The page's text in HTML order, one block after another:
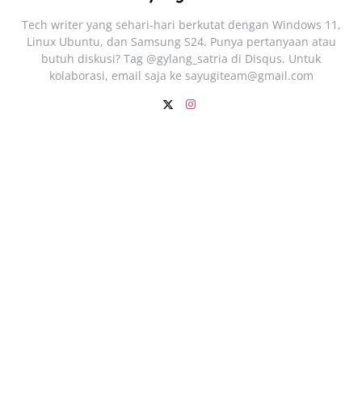
Tech writer yang sehari‑hari berkutat dengan Windows 11,
Linux Ubuntu, dan Samsung S24. Punya pertanyaan atau
butuh diskusi? Tag @gylang_satria di Disqus. Untuk
kolaborasi, email saja ke sayugiteam@gmail.com